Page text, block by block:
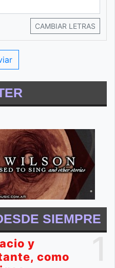
CAMBIAR LETRAS
SIEMPRE
y
como